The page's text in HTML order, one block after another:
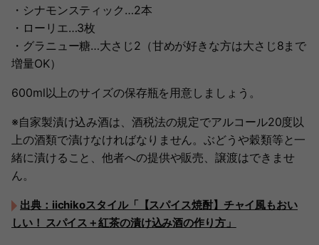
・シナモンスティック…2本
・ローリエ…3枚
・グラニュー糖…大さじ2（甘めが好きな方は大さじ8まで
増量OK）
600ml以上のサイズの保存瓶を用意しましょう。
※自家製漬け込み酒は、酒税法の規定でアルコール20度以
上の酒類で漬けなければなりません。ぶどうや穀類等と一
緒に漬けること、他者への提供や販売、譲渡はできませ
ん。
出典：iichikoスタイル「【スパイス焼酎】チャイ風もおい
しい！ スパイス＋紅茶の漬け込み酒の作り方」